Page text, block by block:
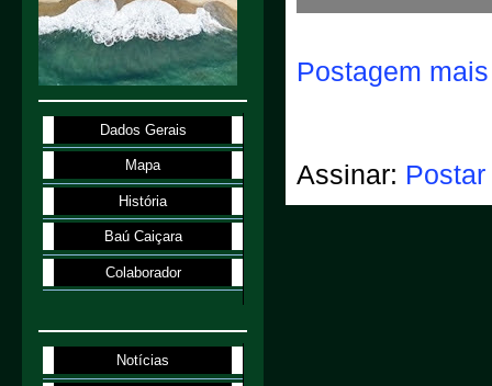
Postagem
Assinar:
Dados Gerais
Mapa
História
Baú Caiçara
Colaborador
Notícias